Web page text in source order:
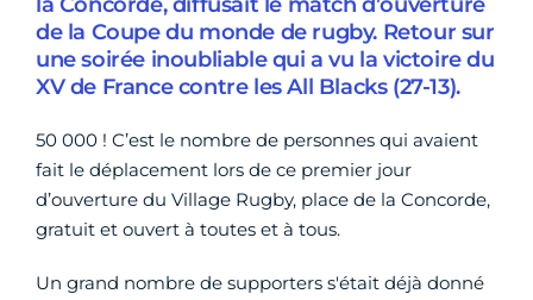
de la Coupe du monde de rugby. Retour sur
une soirée inoubliable qui a vu la victoire du
XV de France contre les All Blacks (27-13).
50 000 ! C’est le nombre de personnes qui avaient
fait le déplacement lors de ce premier jour
d’ouverture du Village Rugby, place de la Concorde,
gratuit et ouvert à toutes et à tous.
Un grand nombre de supporters s'était déjà donné